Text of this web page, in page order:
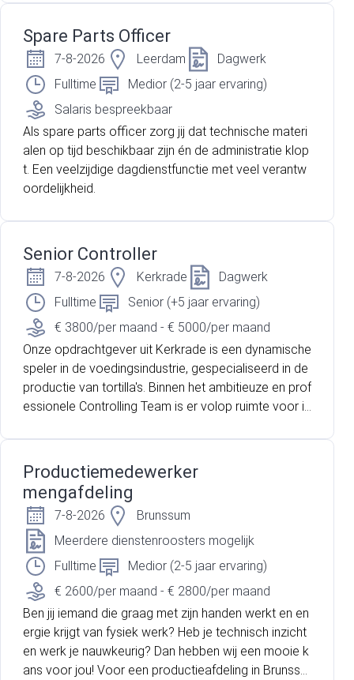
erdeel uit van een sterke Europese organisatie. Binn
en de productielocatie in Hoensbroek wordt gewerk
t met geavanceerde productielijnen waar veiligheid,
kwaliteit en continuïteit centraal staan. Ben jij technis
ch sterk, los je storingen snel en vakkundig op en vo
el jij je thuis in een dynamische productieomgeving?
Dan is deze functie iets voor jou.
Spare Parts Officer
7-8-2026 Leerdam
Dagwerk
Fulltime
Medior (2-5 jaar ervaring)
Salaris bespreekbaar
Als spare parts officer zorg jij dat technische materi
alen op tijd beschikbaar zijn én de administratie klop
t. Een veelzijdige dagdienstfunctie met veel verantw
oordelijkheid.
Senior Controller
7-8-2026 Kerkrade
Dagwerk
Fulltime
Senior (+5 jaar ervaring)
€ 3800/per maand - € 5000/per maand
Onze opdrachtgever uit Kerkrade is een dynamische
speler in de voedingsindustrie, gespecialiseerd in de
productie van tortilla's. Binnen het ambitieuze en prof
essionele Controlling Team is er volop ruimte voor in
rking van dit team zijn ze op zoek naar een gedreve
n Senior Controller die impact wil maken op de busin
ess.
Productiemedewerker
mengafdeling
7-8-2026
Brunssum
Meerdere dienstenroosters mogelijk
Fulltime
Medior (2-5 jaar ervaring)
€ 2600/per maand - € 2800/per maand
Ben jij iemand die graag met zijn handen werkt en en
ergie krijgt van fysiek werk? Heb je technisch inzicht
en werk je nauwkeurig? Dan hebben wij een mooie k
ans voor jou! Voor een productieafdeling in Brunssu